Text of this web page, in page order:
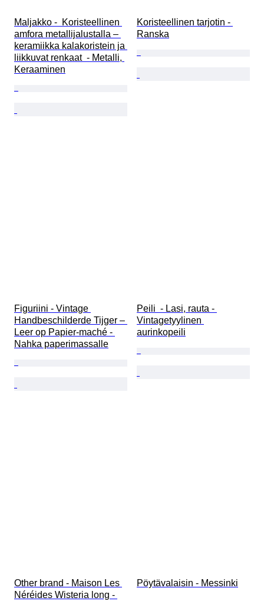
Maljakko -  Koristeellinen
amfora metallijalustalla –
keramiikka kalakoristein ja
liikkuvat renkaat  - Metalli,
Keraaminen
Koristeellinen tarjotin -
Ranska
Figuriini - Vintage
Handbeschilderde Tijger –
Leer op Papier-maché -
Nahka paperimassalle
Peili  - Lasi, rauta -
Vintagetyylinen
aurinkopeili
Other brand - Maison Les
Néréides Wisteria long -
Pöytävalaisin - Messinki